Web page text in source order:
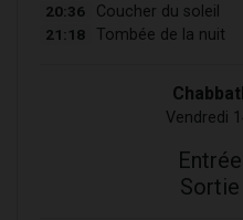
20:36 Coucher du soleil
21:18 Tombée de la nuit
Vendredi
Sortie